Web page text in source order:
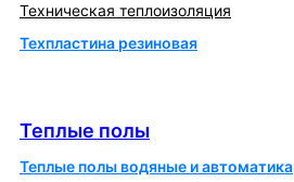
Техническая теплоизоляция
Техпластина резиновая
Теплые полы
Теплые полы водяные и автоматика